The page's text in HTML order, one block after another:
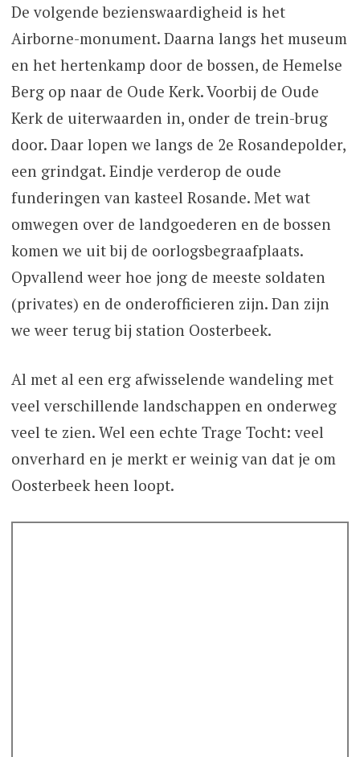
De volgende bezienswaardigheid is het
Airborne-monument. Daarna langs het museum
en het hertenkamp door de bossen, de Hemelse
Berg op naar de Oude Kerk. Voorbij de Oude
Kerk de uiterwaarden in, onder de trein-brug
door. Daar lopen we langs de 2e Rosandepolder,
een grindgat. Eindje verderop de oude
funderingen van kasteel Rosande. Met wat
omwegen over de landgoederen en de bossen
komen we uit bij de oorlogsbegraafplaats.
Opvallend weer hoe jong de meeste soldaten
(privates) en de onderofficieren zijn. Dan zijn
we weer terug bij station Oosterbeek.
Al met al een erg afwisselende wandeling met
veel verschillende landschappen en onderweg
veel te zien. Wel een echte Trage Tocht: veel
onverhard en je merkt er weinig van dat je om
Oosterbeek heen loopt.